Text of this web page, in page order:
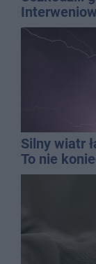
Silny wiatr
To nie